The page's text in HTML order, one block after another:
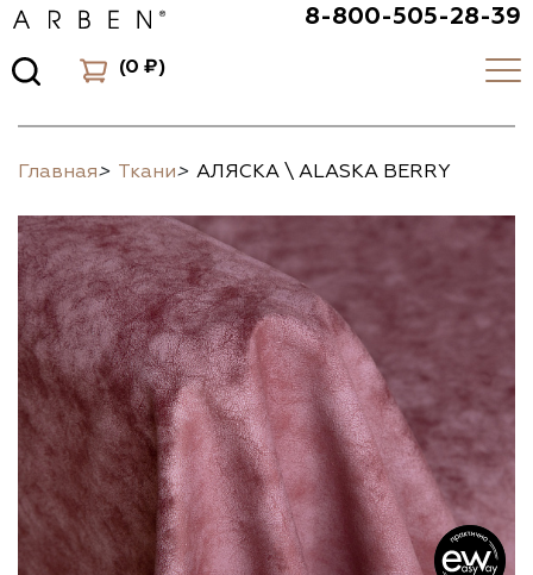
8-800-505-28-39
(0 ₽)
Главная> Ткани> АЛЯСКА \ ALASKA BERRY